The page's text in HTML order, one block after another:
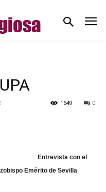
0
1649
Entrevista con el
Emérito de Sevilla